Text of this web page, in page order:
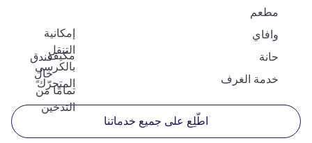
مطعم
إمكانية
التنقل
بالكرسي
المتحرّك
وافاي
مكيف
حانة
فندق
خالٍ
تمامًا من
التدخين
خدمة الغرف
اطّلِع على جميع خدماتنا